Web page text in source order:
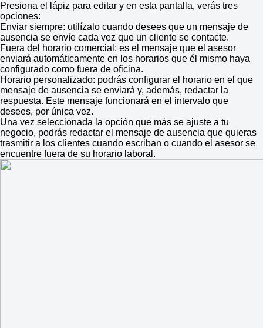
Presiona el lápiz para editar y en esta pantalla, verás tres
opciones:
Enviar siempre: utilízalo cuando desees que un mensaje de
ausencia se envíe cada vez que un cliente se contacte.
Fuera del horario comercial: es el mensaje que el asesor
enviará automáticamente en los horarios que él mismo haya
configurado como fuera de oficina.
Horario personalizado: podrás configurar el horario en el que
mensaje de ausencia se enviará y, además, redactar la
respuesta. Este mensaje funcionará en el intervalo que
desees, por única vez.
Una vez seleccionada la opción que más se ajuste a tu
negocio, podrás redactar el mensaje de ausencia que quieras
trasmitir a los clientes cuando escriban o cuando el asesor se
encuentre fuera de su horario laboral.